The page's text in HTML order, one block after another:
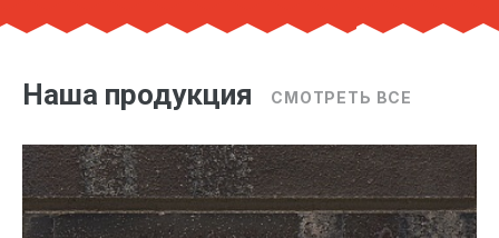
Наша продукция СМОТРЕТЬ ВСЕ